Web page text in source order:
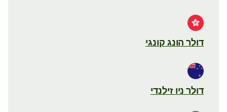
דולר הונג קונגי
דולר ניו זילנדי